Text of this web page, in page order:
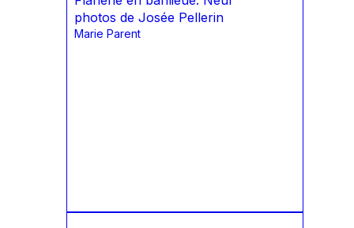
photos de Josée Pellerin
Marie Parent